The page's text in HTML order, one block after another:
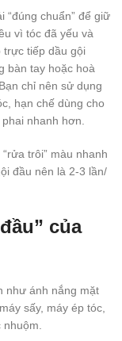
“đúng chuẩn” để giữ
vì tóc đã yếu và
trực tiếp dầu gội
bàn tay hoặc hoà
chỉ nên sử dụng
hạn chế dùng cho
nhanh hơn.
trôi” màu nhanh
đầu nên là 2-3 lần/
của
như ánh nắng mặt
sấy, máy ép tóc,